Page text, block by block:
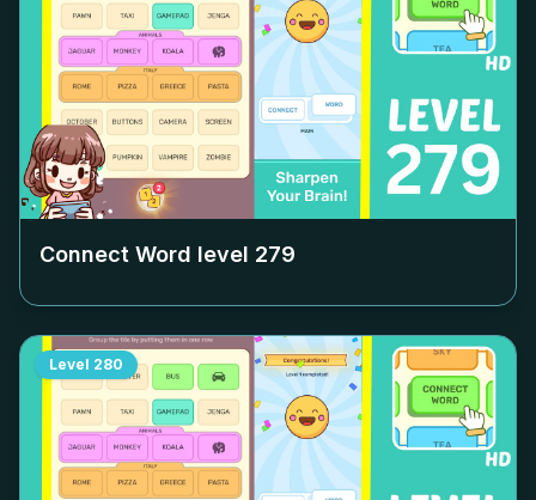
Connect Word level 279
Level 280